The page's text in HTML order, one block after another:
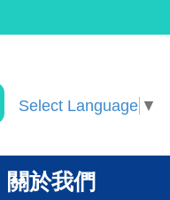
Select Language ▼
關於我們